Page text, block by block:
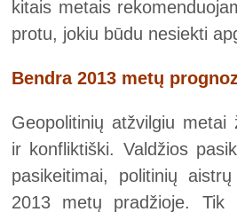
kitais metais
protu, jokiu būdu nesiekti
Bendra 2013 metų
Geopolitinių atžvilgiu
ir konfliktiški. Valdžios
pasikeitimai, politinių
2013 metų pradžioje. Tik